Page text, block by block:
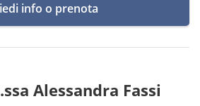
info o prenota
Alessandra Fassi